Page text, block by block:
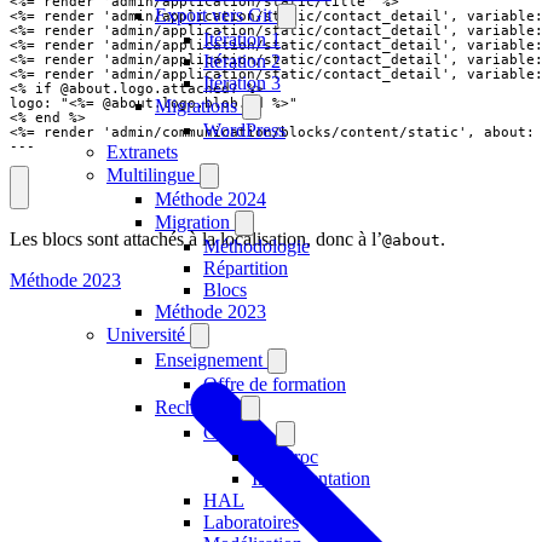
Export vers Git
Itération 1
Itération 2
Itération 3
Migrations
WordPress
Extranets
Multilingue
Méthode 2024
Migration
Méthodologie
Répartition
Blocs
Méthode 2023
Université
Enseignement
Offre de formation
Recherche
Citations
CiteProc
Implémentation
HAL
Laboratoires
<%= render 'admin/application/static/contact_detail', variable:
<%= render 'admin/application/static/contact_detail',
<%= render 'admin/application/static/contact_detail', variable:
<%= render 'admin/application/static/contact_detail',
<%= render 'admin/application/static/contact_detail',
<% if @about.logo.attached? %>
logo: "<%= @about.logo.blob.id %>"
<% end %>
<%= render 'admin/communication/blocks/content/static', about:
---
Les blocs sont attachés à la localisation, donc à l’@about.
Méthode 2023